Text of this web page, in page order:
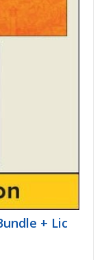
+ Lic